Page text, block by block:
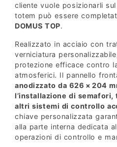
cliente vuole posizionarli
totem può essere
DOMUS TOP.
Realizzato in acciaio con
verniciatura
protezione efficace contro
atmosferici. Il pannello
anodizzato da 626 × 204
l’installazione di
altri sistemi di controllo
chiave personalizzata
alla parte interna dedicata
operazioni di controllo e